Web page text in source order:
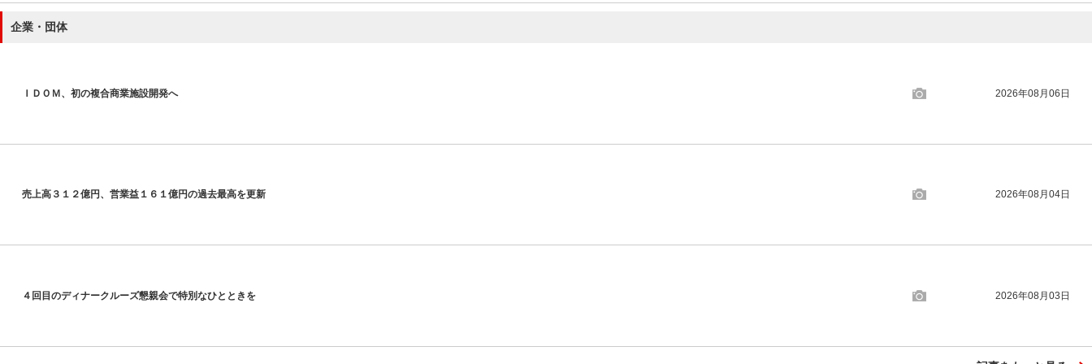
企業・団体
ＩＤＯＭ、初の複合商業施設開発へ 2026年08月06日
売上高３１２億円、営業益１６１億円の過去最高を更新 2026年08月04日
４回目のディナークルーズ懇親会で特別なひとときを 2026年08月03日